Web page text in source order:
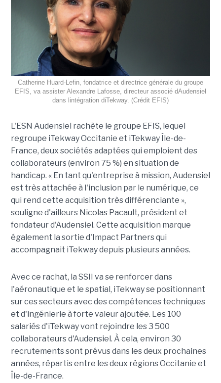
Catherine Huard-Lefin, fondatrice et directrice générale du groupe
EFIS, va assister Alexandre Lafosse, directeur associé dAudensiel
dans lintégration diTekway. (Crédit EFIS)
L'ESN Audensiel rachète le groupe EFIS, lequel
regroupe iTekway Occitanie et iTekway Île-de-
France, deux sociétés adaptées qui emploient des
collaborateurs (environ 75 %) en situation de
handicap. « En tant qu'entreprise à mission, Audensiel
est très attachée à l'inclusion par le numérique, ce
qui rend cette acquisition très différenciante »,
souligne d'ailleurs Nicolas Pacault, président et
fondateur d'Audensiel. Cette acquisition marque
également la sortie d'Impact Partners qui
accompagnait iTekway depuis plusieurs années.
Avec ce rachat, la SSII va se renforcer dans
l'aéronautique et le spatial, iTekway se positionnant
sur ces secteurs avec des compétences techniques
et d'ingénierie à forte valeur ajoutée. Les 100
salariés d'iTekway vont rejoindre les 3 500
collaborateurs d'Audensiel. À cela, environ 30
recrutements sont prévus dans les deux prochaines
années, répartis entre les deux régions Occitanie et
Île-de-France.